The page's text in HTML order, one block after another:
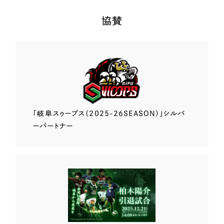
協賛
「岐阜スゥープス （2025-26SEASON）」 シルバ
ーパートナー